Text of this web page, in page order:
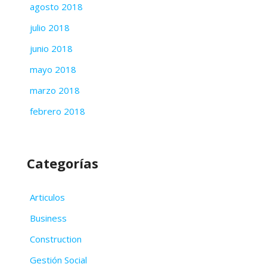
agosto 2018
julio 2018
junio 2018
mayo 2018
marzo 2018
febrero 2018
Categorías
Articulos
Business
Construction
Gestión Social